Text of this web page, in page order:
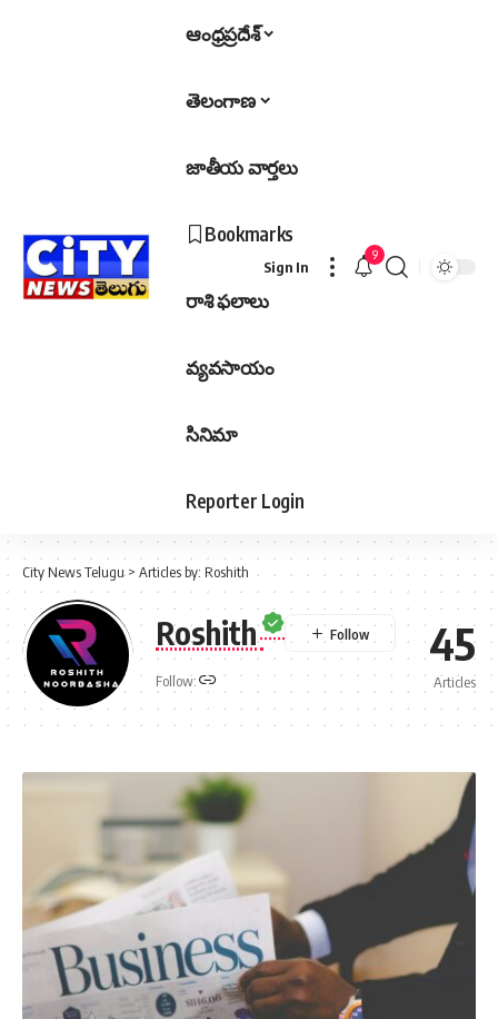
ఆంధ్రప్రదేశ్
తెలంగాణ
జాతీయ వార్తలు
Bookmarks
రాశి ఫలాలు
వ్యవసాయం
సినిమా
Reporter Login
Sign In
9
City News Telugu> Articles by: Roshith
Roshith
Follow:
45
Articles